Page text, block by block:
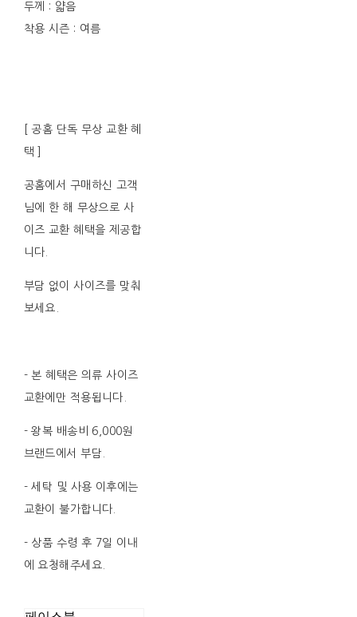
두께 : 얇음
착용 시즌 : 여름
[ 공홈 단독 무상 교환 혜
택 ]
공홈에서 구매하신 고객
님에 한 해 무상으로 사
이즈 교환 혜택을 제공합
니다.
부담 없이 사이즈를 맞춰
보세요.
- 본 혜택은 의류 사이즈
교환에만 적용됩니다.
- 왕복 배송비 6,000원
브랜드에서 부담.
- 세탁 및 사용 이후에는
교환이 불가합니다.
- 상품 수령 후 7일 이내
에 요청해주세요.